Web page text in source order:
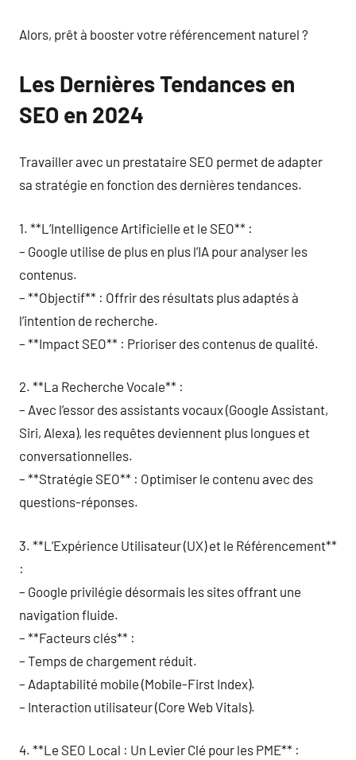
Alors, prêt à booster votre référencement naturel ?
Les Dernières Tendances en
SEO en 2024
Travailler avec un prestataire SEO permet de adapter
sa stratégie en fonction des dernières tendances.
1. **L’Intelligence Artificielle et le SEO** :
– Google utilise de plus en plus l’IA pour analyser les
contenus.
– **Objectif** : Offrir des résultats plus adaptés à
l’intention de recherche.
– **Impact SEO** : Prioriser des contenus de qualité.
2. **La Recherche Vocale** :
– Avec l’essor des assistants vocaux (Google Assistant,
Siri, Alexa), les requêtes deviennent plus longues et
conversationnelles.
– **Stratégie SEO** : Optimiser le contenu avec des
questions-réponses.
3. **L’Expérience Utilisateur (UX) et le Référencement**
:
– Google privilégie désormais les sites offrant une
navigation fluide.
– **Facteurs clés** :
– Temps de chargement réduit.
– Adaptabilité mobile (Mobile-First Index).
– Interaction utilisateur (Core Web Vitals).
4. **Le SEO Local : Un Levier Clé pour les PME** :